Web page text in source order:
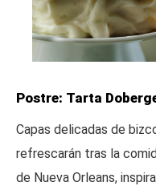
Postre: Tarta
Capas delicadas de
refrescarán tras la
de Nueva Orleans,